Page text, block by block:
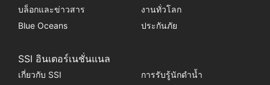
บล็อกและข่าวสาร
งานทั่วโลก
Blue Oceans
ประกันภัย
SSI อินเตอร์เนชั่นแนล
เกี่ยวกับ SSI
การรับรู้นักดำน้ำ